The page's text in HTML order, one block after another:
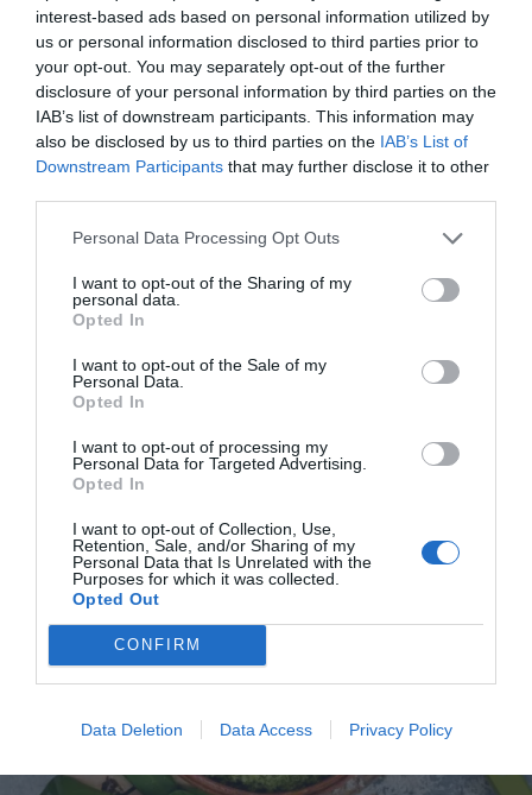
interest-based ads based on personal information utilized by
us or personal information disclosed to third parties prior to
your opt-out. You may separately opt-out of the further
disclosure of your personal information by third parties on the
IAB’s list of downstream participants. This information may
also be disclosed by us to third parties on the IAB’s List of
Downstream Participants that may further disclose it to other
Personal Data Processing Opt Outs
I want to opt-out of the Sharing of my
personal data.
Opted In
I want to opt-out of the Sale of my
Personal Data.
Opted In
I want to opt-out of processing my
Personal Data for Targeted Advertising.
Opted In
I want to opt-out of Collection, Use,
Retention, Sale, and/or Sharing of my
Personal Data that Is Unrelated with the
Purposes for which it was collected.
Opted Out
CONFIRM
Data Deletion Data Access Privacy Policy
Korianderpesto
Korianderpesto är en variant på pesto med färsk
koriander, nötter, riven ost, lime, chili, vitlök och...
RECEPT